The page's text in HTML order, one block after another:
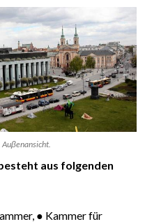
aus folgenden
● Kammer für